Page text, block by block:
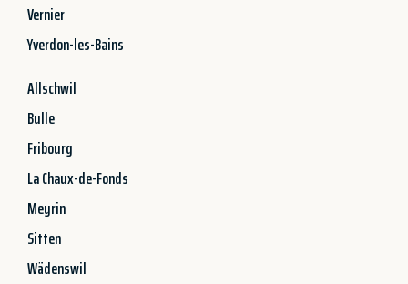
Vernier
Yverdon-les-Bains
Allschwil
Bulle
Fribourg
La Chaux-de-Fonds
Meyrin
Sitten
Wädenswil